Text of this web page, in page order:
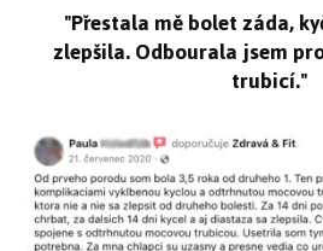
"Přestala mě bolet záda,
zlepšila. Odbourala jsem
trubicí."